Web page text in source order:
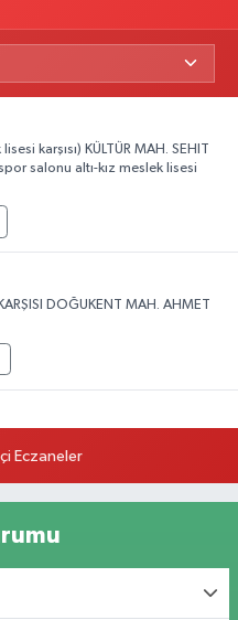
karşısı) KÜLTÜR MAH. SEHIT
salonu altı-kız meslek lisesi
DOĞUKENT MAH. AHMET
Eczaneler